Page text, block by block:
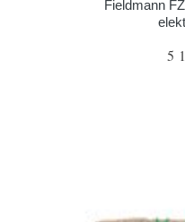
Fieldmann
5